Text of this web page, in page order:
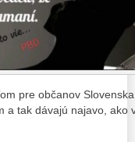
pre občanov
a tak dávajú najavo, ako